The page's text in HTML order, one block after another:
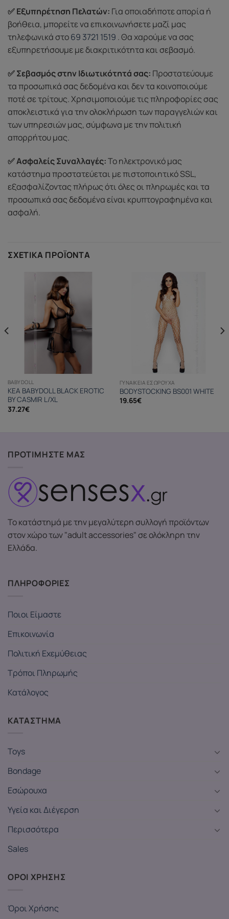
✅ Εξυπηρέτηση Πελατών: Για οποιαδήποτε απορία ή
βοήθεια, μπορείτε να επικοινωνήσετε μαζί μας
τηλεφωνικά στο69 3721 1519 . Θα χαρούμε να σας
εξυπηρετήσουμε με διακριτικότητα και σεβασμό.
✅ Σεβασμός στην Ιδιωτικότητά σας: Προστατεύουμε
τα προσωπικά σας δεδομένα και δεν τα κοινοποιούμε
ποτέ σε τρίτους. Χρησιμοποιούμε τις πληροφορίες σας
αποκλειστικά για την ολοκλήρωση των παραγγελιών και
των υπηρεσιών μας, σύμφωνα με την πολιτική
απορρήτου μας.
✅ Ασφαλείς Συναλλαγές:Το ηλεκτρονικό μας
κατάστημα προστατεύεται με πιστοποιητικό SSL,
εξασφαλίζοντας πλήρως ότι όλες οι πληρωμές και τα
προσωπικά σας δεδομένα είναι κρυπτογραφημένα και
ασφαλή.
ΣΧΕΤΙΚΆ ΠΡΟΪΌΝΤΑ
BABYDOLL
KEA BABYDOLL BLACK EROTIC
BY CASMIR L/XL
37.27€
ΓΥΝΑΙΚΕΊΑ ΕΣΏΡΟΥΧΑ
BODYSTOCKING BS001 WHITE
19.65€
ΠΡΟΤΙΜΗΣΤΕ ΜΑΣ
Το κατάστημά με την μεγαλύτερη συλλογή προϊόντων
στον χώρο των "adult accessories" σε ολόκληρη την
Ελλάδα.
ΠΛΗΡΟΦΟΡΙΕΣ
Ποιοι Είμαστε
Επικοινωνία
Πολιτική Εχεμύθειας
Τρόποι Πληρωμής
Κατάλογος
ΚΑΤΑΣΤΗΜΑ
Toys
Bondage
Εσώρουχα
Υγεία και Διέγερση
Περισσότερα
Sales
ΟΡΟΙ ΧΡΗΣΗΣ
Όροι Χρήσης